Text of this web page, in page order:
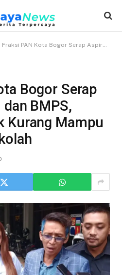
Fraksi PAN Kota Bogor Serap Aspirasi PGRI dan BMPS, Pastikan Anak Kurang Mampu Tak Putus Sekolah
Bogor Serap
BMPS,
Kurang Mampu